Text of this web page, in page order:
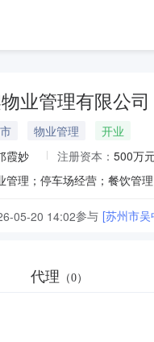
业管理有限公司
物业管理
开业
霞妙 注册资本： 500万
05-20 14:02参与 [苏州市
代理 （0）